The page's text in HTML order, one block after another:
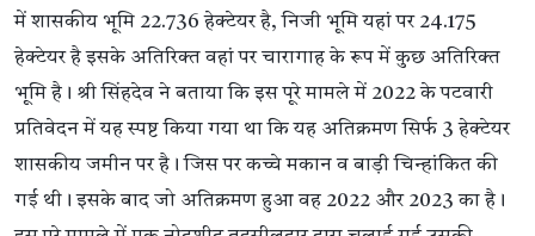
में शासकीय भूमि 22.736 हेक्टेयर है, निजी भूमि यहां पर 24.175
हेक्टेयर है इसके अतिरिक्त वहां पर चारागाह के रूप में कुछ अतिरिक्त
भूमि है। श्री सिंहदेव ने बताया कि इस पूरे मामले में 2022 के पटवारी
प्रतिवेदन में यह स्पष्ट किया गया था कि यह अतिक्रमण सिर्फ 3 हेक्टेयर
शासकीय जमीन पर है। जिस पर कच्चे मकान व बाड़ी चिन्हांकित की
गई थी। इसके बाद जो अतिक्रमण हुआ वह 2022 और 2023 का है।